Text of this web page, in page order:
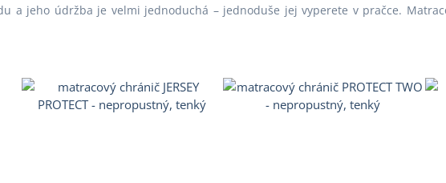
a jeho údržba je velmi jednoduchá – jednoduše jej vyperete v pračce.